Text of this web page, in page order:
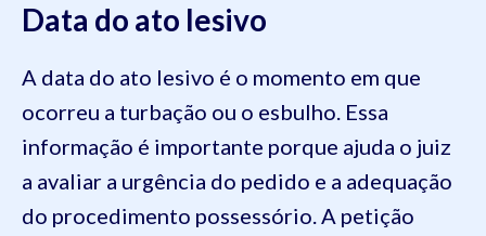
Data do ato lesivo
A data do ato lesivo é o momento em que
ocorreu a turbação ou o esbulho. Essa
informação é importante porque ajuda o juiz
a avaliar a urgência do pedido e a adequação
do procedimento possessório. A petição